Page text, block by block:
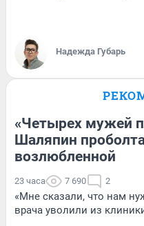
Надежда Губарь
«Четырех мужей
Шаляпин
возлюбленной
23 часа 7 690 2
«Мне сказали, что нам
врача уволили из